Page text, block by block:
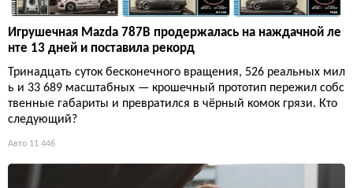
Игрушечная Mazda 787B продержалась на наждачной ле
нте 13 дней и поставила рекорд
Тринадцать суток бесконечного вращения, 526 реальных мил
ь и 33 689 масштабных — крошечный прототип пережил собс
твенные габариты и превратился в чёрный комок грязи. Кто
следующий?
Авто 11 446